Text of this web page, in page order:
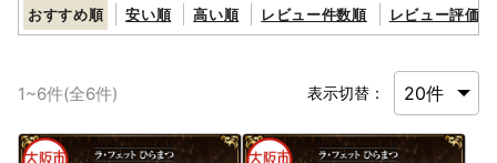
おすすめ順 安い順 高い順 レビュー件数順 レビュー評価順
1~6件(全6件) 表示切替：